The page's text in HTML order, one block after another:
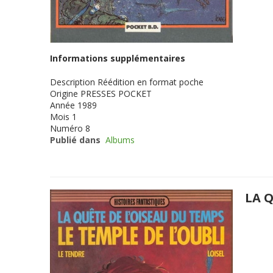
Informations supplémentaires
Description Réédition en format poche
Origine PRESSES POCKET
Année 1989
Mois 1
Numéro 8
Publié dans Albums
LA